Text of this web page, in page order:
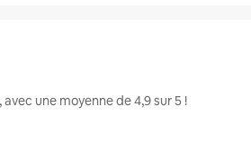
une moyenne de 4,9 sur 5 !